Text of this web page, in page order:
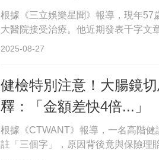
根據《三立娛樂星聞》報導，現年57
大醫院接受治療。他近期發表千字文
2025-08-27
健檢特別注意！大腸鏡
釋：「金額差快4倍...」
根據《CTWANT》報導，一名高階
註「三個字」，原因背後竟與保險理